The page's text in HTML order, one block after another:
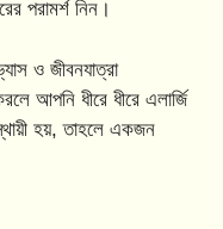
পরামর্শ নিন।
ও জীবনযাত্রা
আপনি ধীরে ধীরে এলার্জি
হয়, তাহলে একজন